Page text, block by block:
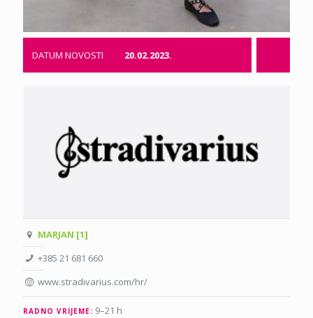
DATUM NOVOSTI 20.02.2023.
MARJAN [1]
+385 21 681 660
www.stradivarius.com/hr/
RADNO VRIJEME: 9–21 h